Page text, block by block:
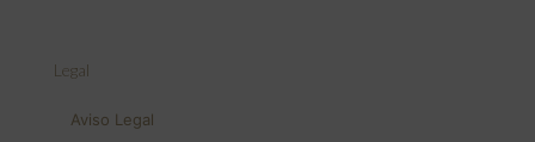
Legal
Aviso Legal